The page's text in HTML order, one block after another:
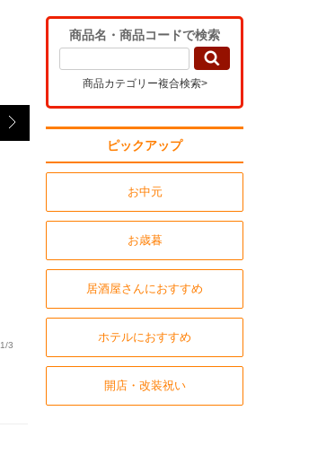
1/3
商品名・商品コードで検索
商品カテゴリー複合検索>
ピックアップ
お中元
お歳暮
居酒屋さんにおすすめ
ホテルにおすすめ
開店・改装祝い